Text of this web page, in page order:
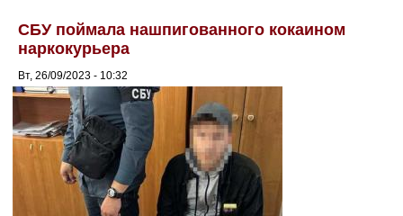
СБУ поймала нашпигованного кокаином
наркокурьера
Вт, 26/09/2023 - 10:32